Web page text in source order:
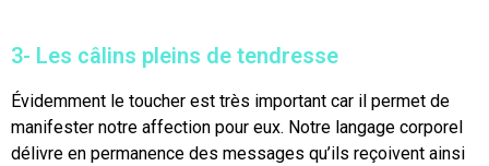
3- Les câlins pleins de tendresse
Évidemment le toucher est très important car il permet de
manifester notre affection pour eux. Notre langage corporel
délivre en permanence des messages qu’ils reçoivent ainsi